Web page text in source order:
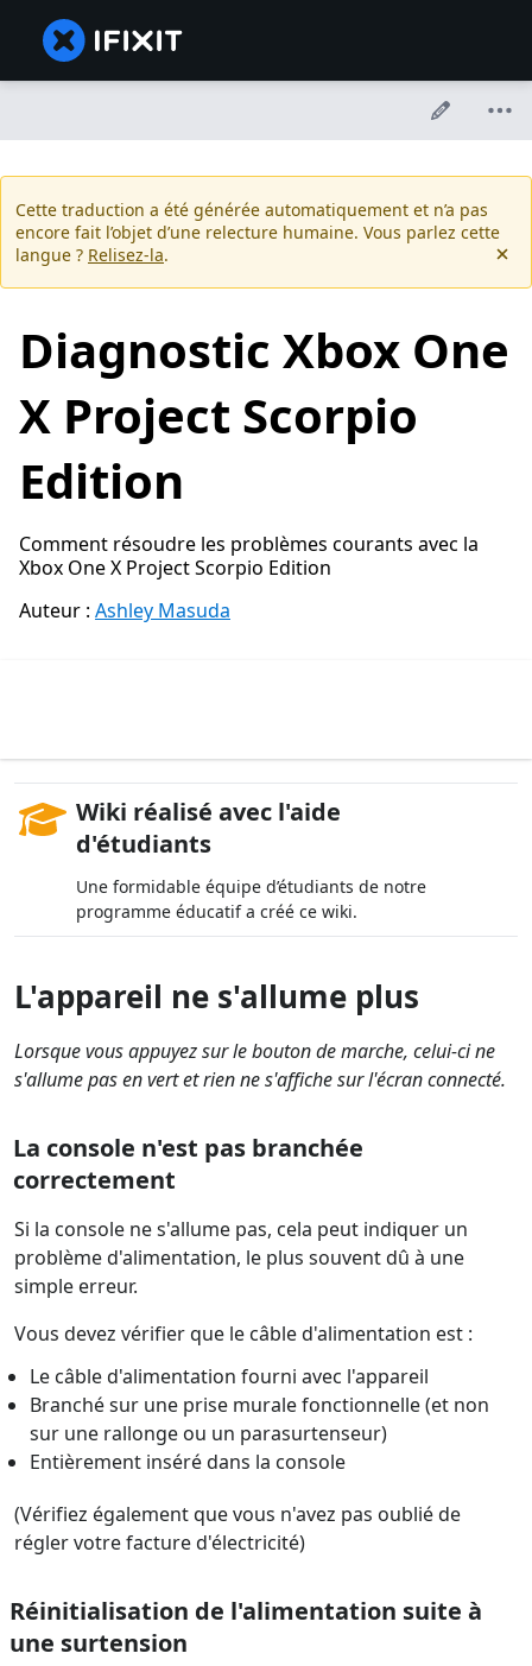
Cette traduction a été générée automatiquement et n’a pas
encore fait l’objet d’une relecture humaine. Vous parlez cette
langue ? Relisez-la.
Diagnostic Xbox One
X Project Scorpio
Edition
Comment résoudre les problèmes courants avec la
Xbox One X Project Scorpio Edition
Auteur : Ashley Masuda
Wiki réalisé avec l'aide
d'étudiants
Une formidable équipe d’étudiants de notre
programme éducatif a créé ce wiki.
L'appareil ne s'allume plus
Lorsque vous appuyez sur le bouton de marche, celui-ci ne
s'allume pas en vert et rien ne s'affiche sur l'écran connecté.
La console n'est pas branchée
correctement
Si la console ne s'allume pas, cela peut indiquer un
problème d'alimentation, le plus souvent dû à une
simple erreur.
Vous devez vérifier que le câble d'alimentation est :
Le câble d'alimentation fourni avec l'appareil
Branché sur une prise murale fonctionnelle (et non
sur une rallonge ou un parasurtenseur)
Entièrement inséré dans la console
(Vérifiez également que vous n'avez pas oublié de
régler votre facture d'électricité)
Réinitialisation de l'alimentation suite à
une surtension